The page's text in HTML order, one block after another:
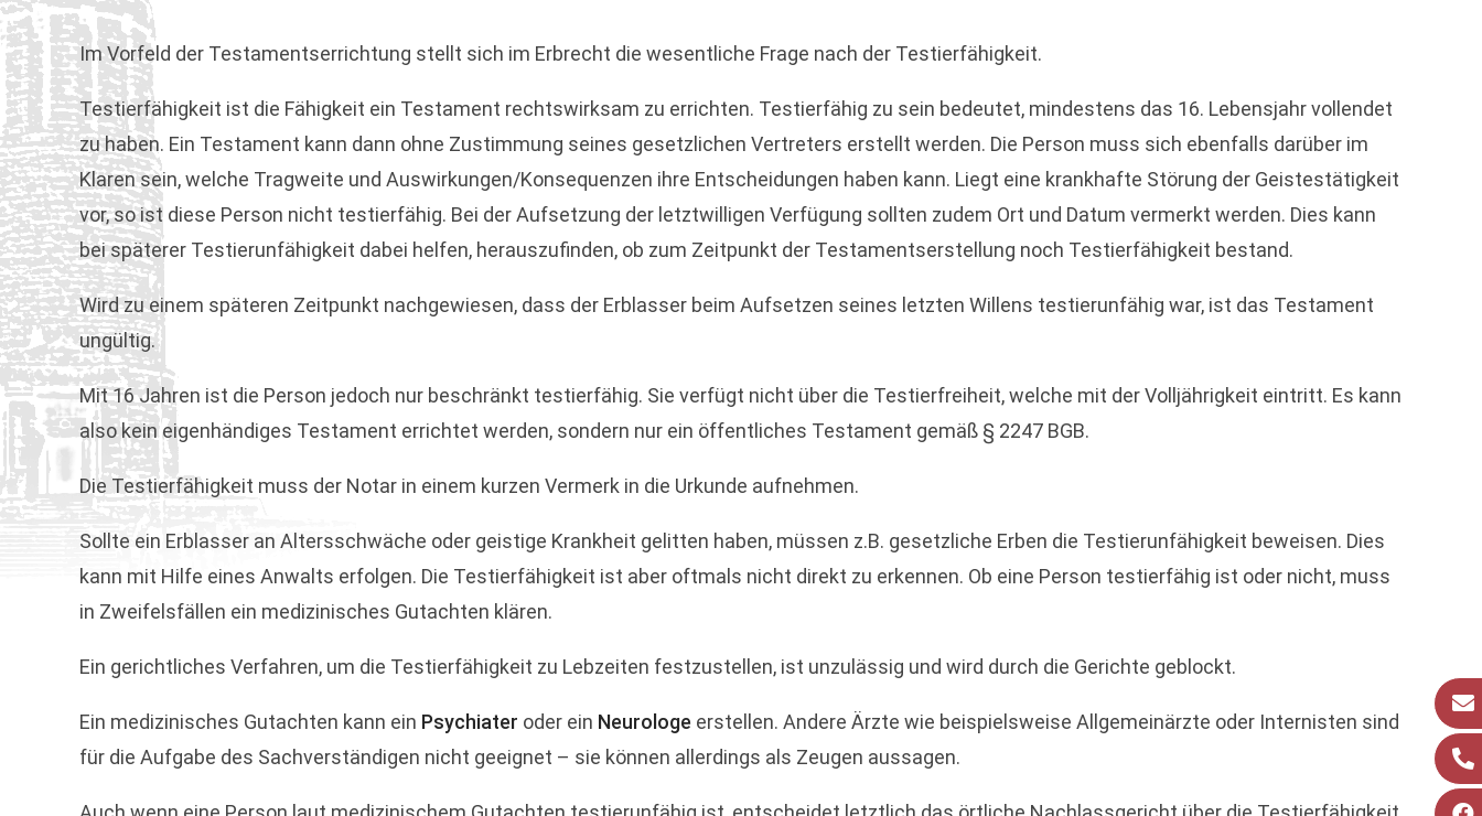
Im Vorfeld der Testamentserrichtung stellt sich im Erbrecht die wesentliche Frage nach der Testierfähigkeit.
Testierfähigkeit ist die Fähigkeit ein Testament rechtswirksam zu errichten. Testierfähig zu sein bedeutet, mindestens das 16. Lebensjahr vollendet
zu haben. Ein Testament kann dann ohne Zustimmung seines gesetzlichen Vertreters erstellt werden. Die Person muss sich ebenfalls darüber im
Klaren sein, welche Tragweite und Auswirkungen/Konsequenzen ihre Entscheidungen haben kann. Liegt eine krankhafte Störung der Geistestätigkeit
vor, so ist diese Person nicht testierfähig. Bei der Aufsetzung der letztwilligen Verfügung sollten zudem Ort und Datum vermerkt werden. Dies kann
bei späterer Testierunfähigkeit dabei helfen, herauszufinden, ob zum Zeitpunkt der Testamentserstellung noch Testierfähigkeit bestand.
Wird zu einem späteren Zeitpunkt nachgewiesen, dass der Erblasser beim Aufsetzen seines letzten Willens testierunfähig war, ist das Testament
ungültig.
Mit 16 Jahren ist die Person jedoch nur beschränkt testierfähig. Sie verfügt nicht über die Testierfreiheit, welche mit der Volljährigkeit eintritt. Es kann
also kein eigenhändiges Testament errichtet werden, sondern nur ein öffentliches Testament gemäß § 2247 BGB.
Die Testierfähigkeit muss der Notar in einem kurzen Vermerk in die Urkunde aufnehmen.
Sollte ein Erblasser an Altersschwäche oder geistige Krankheit gelitten haben, müssen z.B. gesetzliche Erben die Testierunfähigkeit beweisen. Dies
kann mit Hilfe eines Anwalts erfolgen. Die Testierfähigkeit ist aber oftmals nicht direkt zu erkennen. Ob eine Person testierfähig ist oder nicht, muss
in Zweifelsfällen ein medizinisches Gutachten klären.
Ein gerichtliches Verfahren, um die Testierfähigkeit zu Lebzeiten festzustellen, ist unzulässig und wird durch die Gerichte geblockt.
Ein medizinisches Gutachten kann ein Psychiater oder ein Neurologe erstellen. Andere Ärzte wie beispielsweise Allgemeinärzte oder Internisten sind
für die Aufgabe des Sachverständigen nicht geeignet – sie können allerdings als Zeugen aussagen.